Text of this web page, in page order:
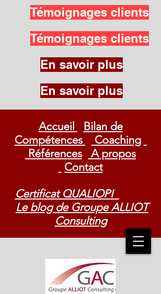
Accueil
Bilan de
Compétences
Coaching
Références
A propos
Contact
Certificat QUALIOPI
Le blog de Groupe ALLIOT
Consulting
En savoir plus
En savoir plus
Témoignages clients
Témoignages clients